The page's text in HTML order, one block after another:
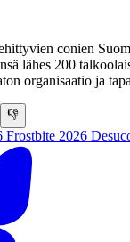
conien
lähes 200
organisaatio ja
👎
Frostbite 2026